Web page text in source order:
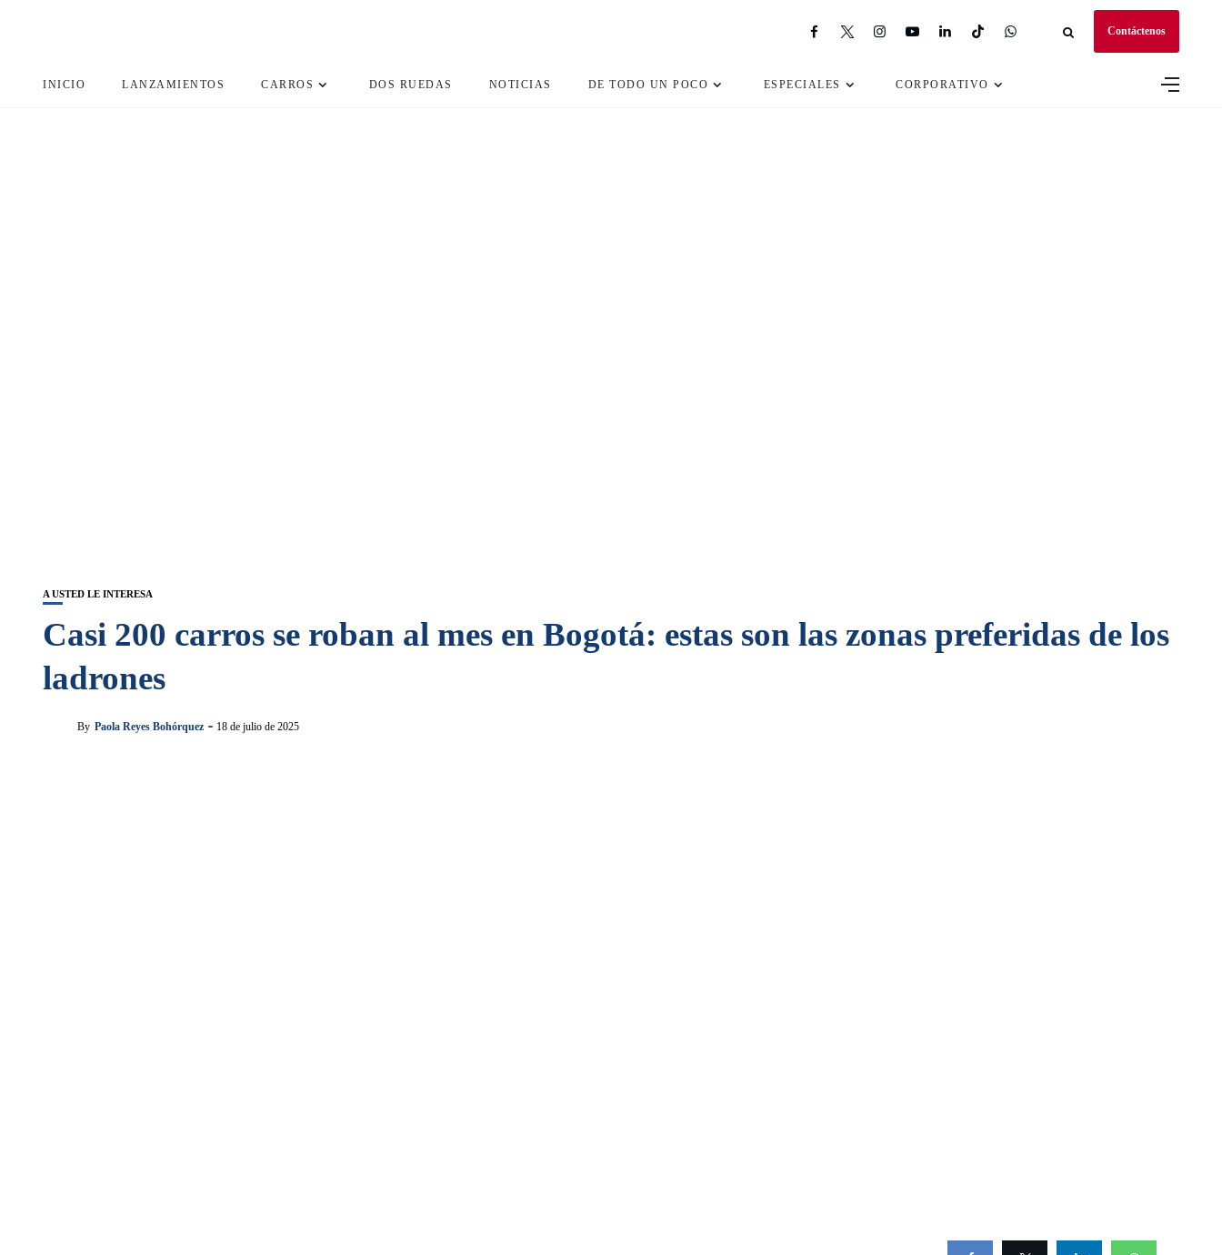
Contáctenos
INICIO LANZAMIENTOS CARROS DOS RUEDAS NOTICIAS DE TODO UN POCO ESPECIALES CORPORATIVO
A USTED LE INTERESA
Casi 200 carros se roban al mes en Bogotá: estas son las zonas preferidas de los
ladrones
By Paola Reyes Bohórquez 18 de julio de 2025